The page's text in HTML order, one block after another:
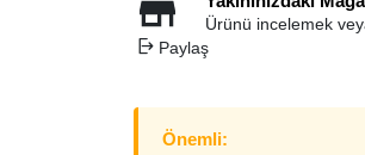
Ürünü incelemek
Paylaş
Önemli: